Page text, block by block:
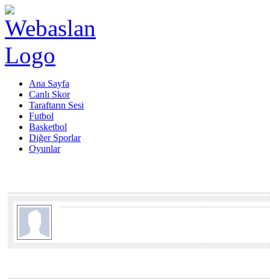
Ana Sayfa
Canlı Skor
Taraftarın Sesi
Futbol
Basketbol
Diğer Sporlar
Oyunlar